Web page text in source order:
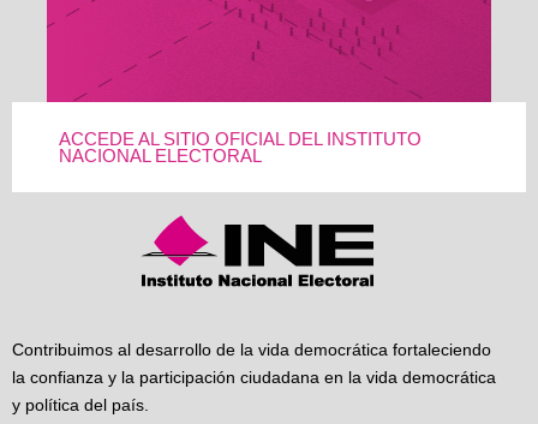
ACCEDE AL SITIO OFICIAL DEL INSTITUTO
NACIONAL ELECTORAL
Contribuimos al desarrollo de la vida democrática fortaleciendo
la confianza y la participación ciudadana en la vida democrática
y política del país.